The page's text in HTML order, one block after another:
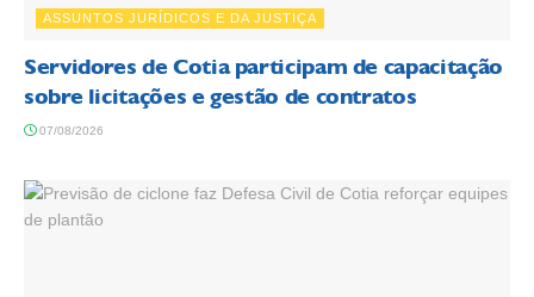
ASSUNTOS JURÍDICOS E DA JUSTIÇA
Servidores de Cotia participam de capacitação
sobre licitações e gestão de contratos
07/08/2026